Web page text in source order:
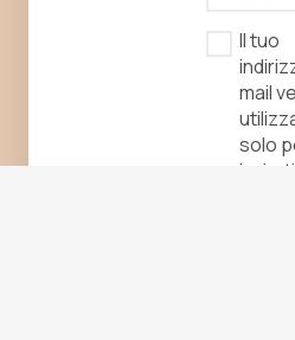
Il tuo
mail
solo
inviarti